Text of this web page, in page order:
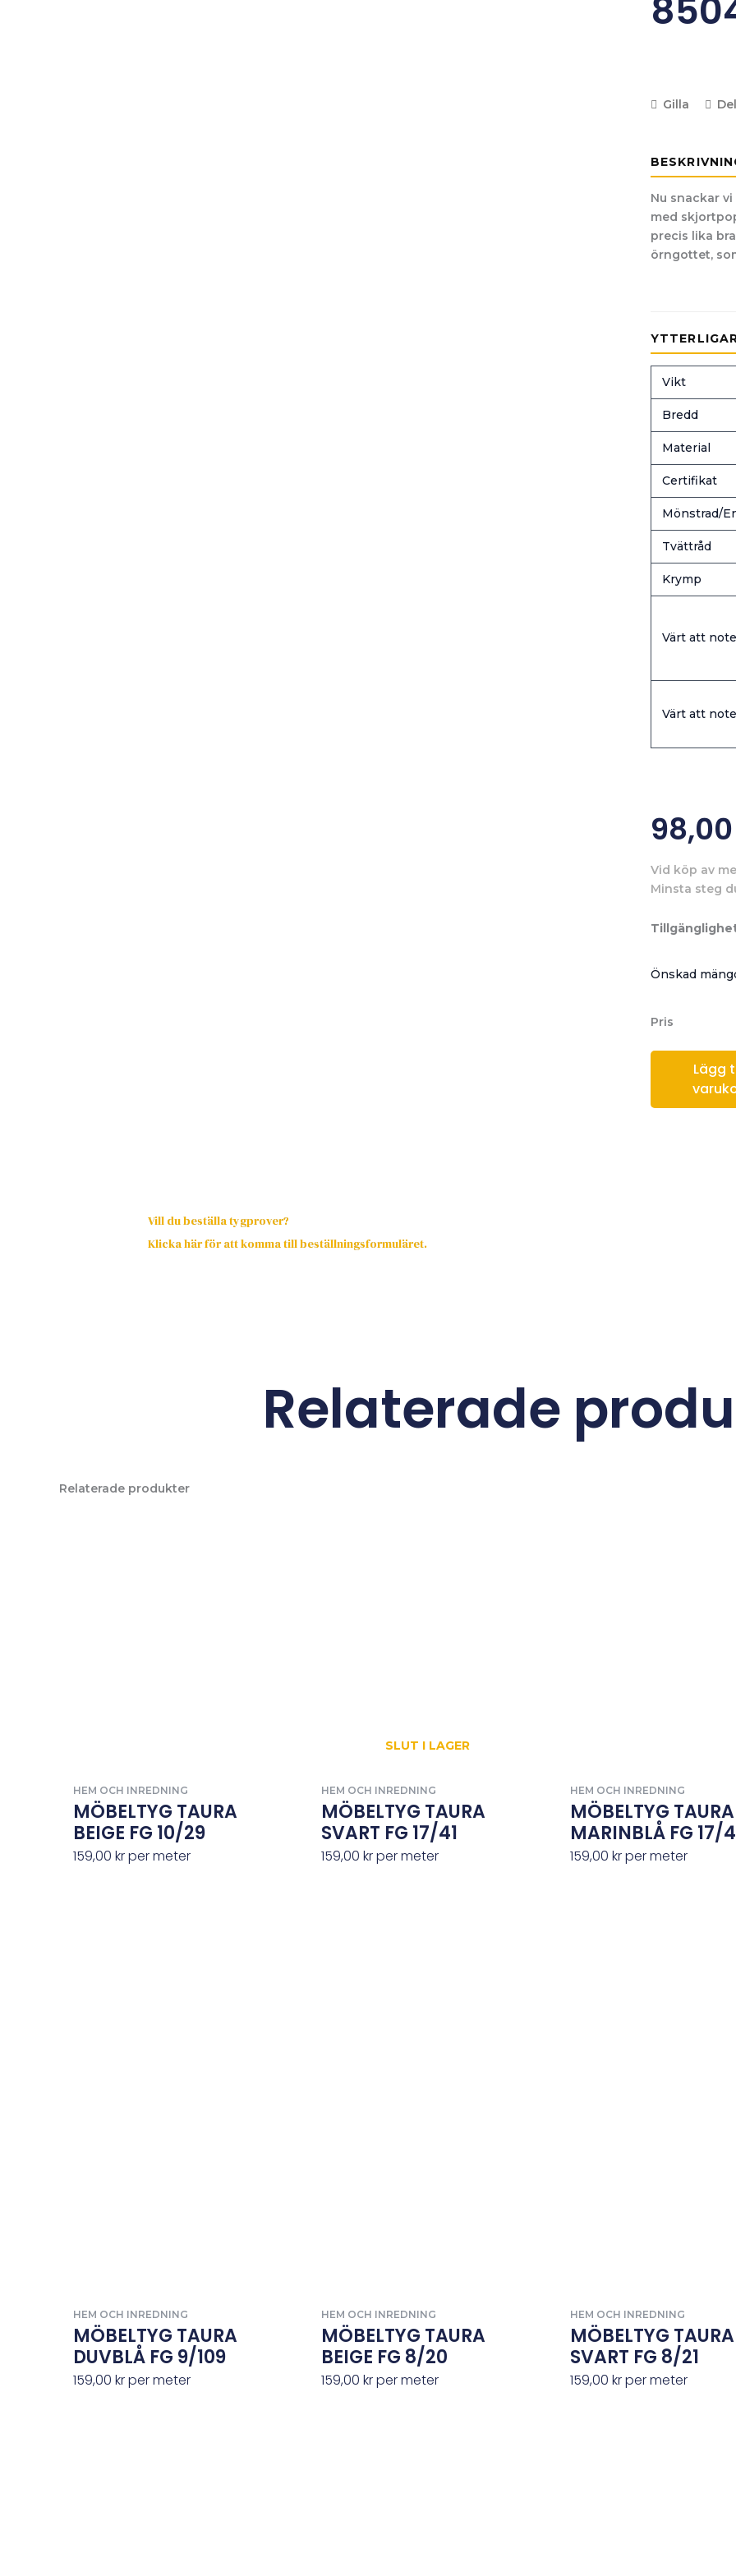
Gilla
Nu snackar
med
precis lika
örngottet,
Vikt
Bredd
Material
Certifikat
Mönstrad/
Tvättråd
Krymp
Värt att
Värt att
Vid köp av
Minsta steg
Önskad
Pris
Lägg
Vill du beställa tygprover?
Klicka här för att komma till beställningsformuläret.
Relaterade
Relaterade produkter
HEM OCH INREDNING
MÖBELTYG TAURA
BEIGE FG 10/29
159,00 krper meter
SLUT I LAGER
HEM OCH INREDNING
MÖBELTYG TAURA
SVART FG 17/41
159,00krper meter
HEM OCH INREDNING
MÖBELTYG TAURA
MARINBLÅ FG 17/
159,00 krper meter
HEM OCH INREDNING
MÖBELTYG TAURA
DUVBLÅ FG 9/109
159,00 krper meter
HEM OCH INREDNING
MÖBELTYG TAURA
BEIGE FG 8/20
159,00krper meter
HEM OCH INREDNING
MÖBELTYG TAURA
SVART FG 8/21
159,00 krper meter